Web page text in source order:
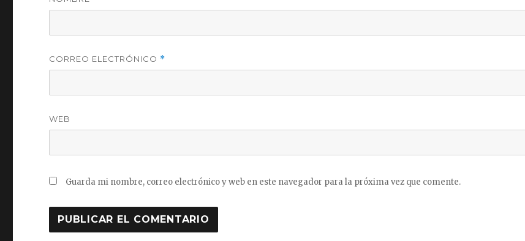
CORREO ELECTRÓNICO *
WEB
Guarda mi nombre, correo electrónico y web en este navegador para la próxima vez que comente.